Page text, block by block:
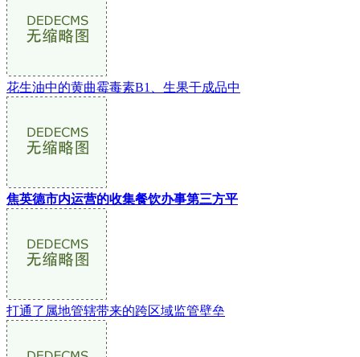
花生油中的黄曲霉毒素B1、生果干成品中
焦英德市内运营的收集餐饮办事第三方平
打通了属地管辖带来的跨区域监管壁垒